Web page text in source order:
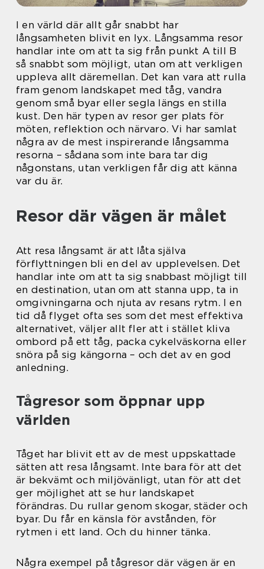
I en värld där allt går snabbt har
långsamheten blivit en lyx. Långsamma resor
handlar inte om att ta sig från punkt A till B
så snabbt som möjligt, utan om att verkligen
uppleva allt däremellan. Det kan vara att rulla
fram genom landskapet med tåg, vandra
genom små byar eller segla längs en stilla
kust. Den här typen av resor ger plats för
möten, reflektion och närvaro. Vi har samlat
några av de mest inspirerande långsamma
resorna – sådana som inte bara tar dig
någonstans, utan verkligen får dig att känna
var du är.
Resor där vägen är målet
Att resa långsamt är att låta själva
förflyttningen bli en del av upplevelsen. Det
handlar inte om att ta sig snabbast möjligt till
en destination, utan om att stanna upp, ta in
omgivningarna och njuta av resans rytm. I en
tid då flyget ofta ses som det mest effektiva
alternativet, väljer allt fler att i stället kliva
ombord på ett tåg, packa cykelväskorna eller
snöra på sig kängorna – och det av en god
anledning.
Tågresor som öppnar upp
världen
Tåget har blivit ett av de mest uppskattade
sätten att resa långsamt. Inte bara för att det
är bekvämt och miljövänligt, utan för att det
ger möjlighet att se hur landskapet
förändras. Du rullar genom skogar, städer och
byar. Du får en känsla för avstånden, för
rytmen i ett land. Och du hinner tänka.
Några exempel på tågresor där vägen är en